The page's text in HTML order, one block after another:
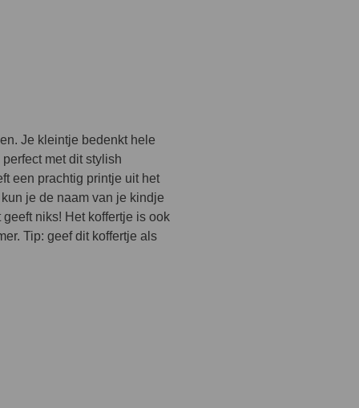
Je kleintje bedenkt hele
met dit stylish
een prachtig printje uit het
je de naam van je kindje
niks! Het koffertje is ook
Tip: geef dit koffertje als